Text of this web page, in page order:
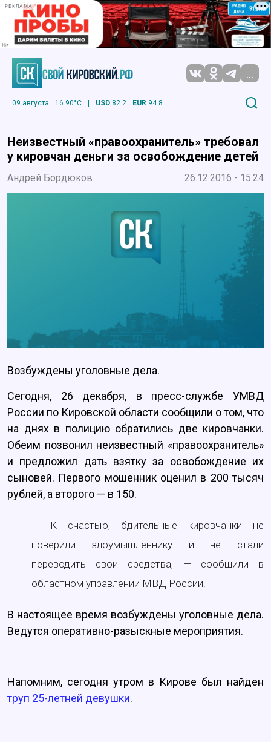
РЕКЛАМА
...
09 августа 16.90°C | USD 82.2 EUR 94.8
Неизвестный «правоохранитель» требовал
у кировчан деньги за освобождение детей
Андрей Бордюков 26.12.2016 - 15:24
Возбуждены уголовные дела.
Сегодня, 26 декабря, в пресс-службе УМВД
России по Кировской области сообщили о том, что
на днях в полицию обратились две кировчанки.
Обеим позвонил неизвестный «правоохранитель»
и предложил дать взятку за освобождение их
сыновей. Первого мошенник оценил в 200 тысяч
рублей, а второго — в 150.
— К счастью, бдительные кировчанки не
поверили злоумышленнику и не стали
переводить свои средства, — сообщили в
областном управлении МВД России.
В настоящее время возбуждены уголовные дела.
Ведутся оперативно-разыскные мероприятия.
Напомним, сегодня утром в Кирове был найден
труп 25-летней девушки.